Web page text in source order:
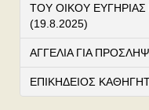
ΤΟΥ ΟΙΚΟΥ
(19.8.2025)
ΑΓΓΕΛΙΑ ΓΙΑ
ΕΠΙΚΗΔΕΙΟΣ